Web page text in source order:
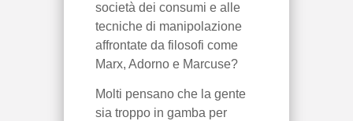
società dei consumi e alle
tecniche di manipolazione
affrontate da filosofi come
Marx, Adorno e Marcuse?
Molti pensano che la gente
sia troppo in gamba per